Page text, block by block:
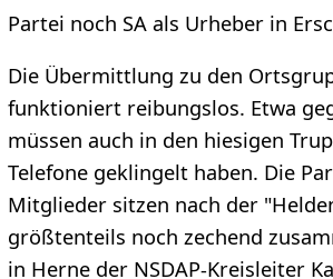
Partei noch SA als Urheber in
Die Übermittlung zu den
funktioniert reibungslos. Etwa
müssen auch in den hiesigen
Telefone geklingelt haben. Die
Mitglieder sitzen nach der
größtenteils noch zechend
in Herne der NSDAP-Kreisleiter